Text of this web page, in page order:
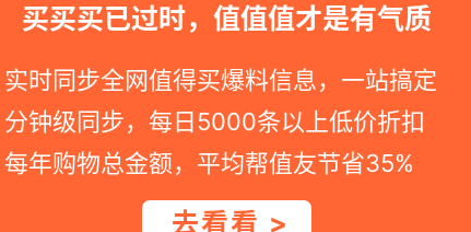
买买买已过时，值值值才是有气质
实时同步全网值得买爆料信息，一站搞定
分钟级同步，每日5000条以上低价折扣
每年购物总金额，平均帮值友节省35%
去看看 >
包邮